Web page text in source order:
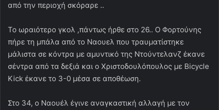
από την περιοχή σκόραρε ..
Το ωραιότερο γκολ ,πάντως ήρθε στο 26.. Ο Φορτούνης
πήρε τη μπάλα από το Ναουελ που τραυματίστηκε
μάλιστα σε κόντρα με αμυντικό της Ντούντελανζ έκανε
σέντρα από τα δεξιά και ο Χριστοδουλόπουλος με Βicycle
Kick έκανε το 3-0 μέσα σε αποθέωση.
Στο 34, ο Ναουέλ έγινε αναγκαστική αλλαγή με τον